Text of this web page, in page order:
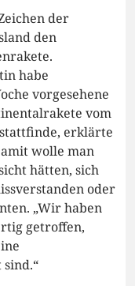
der
den
habe
vorgesehene
vom
erklärte
wolle man
hätten, sich
oder
„Wir haben
getroffen,